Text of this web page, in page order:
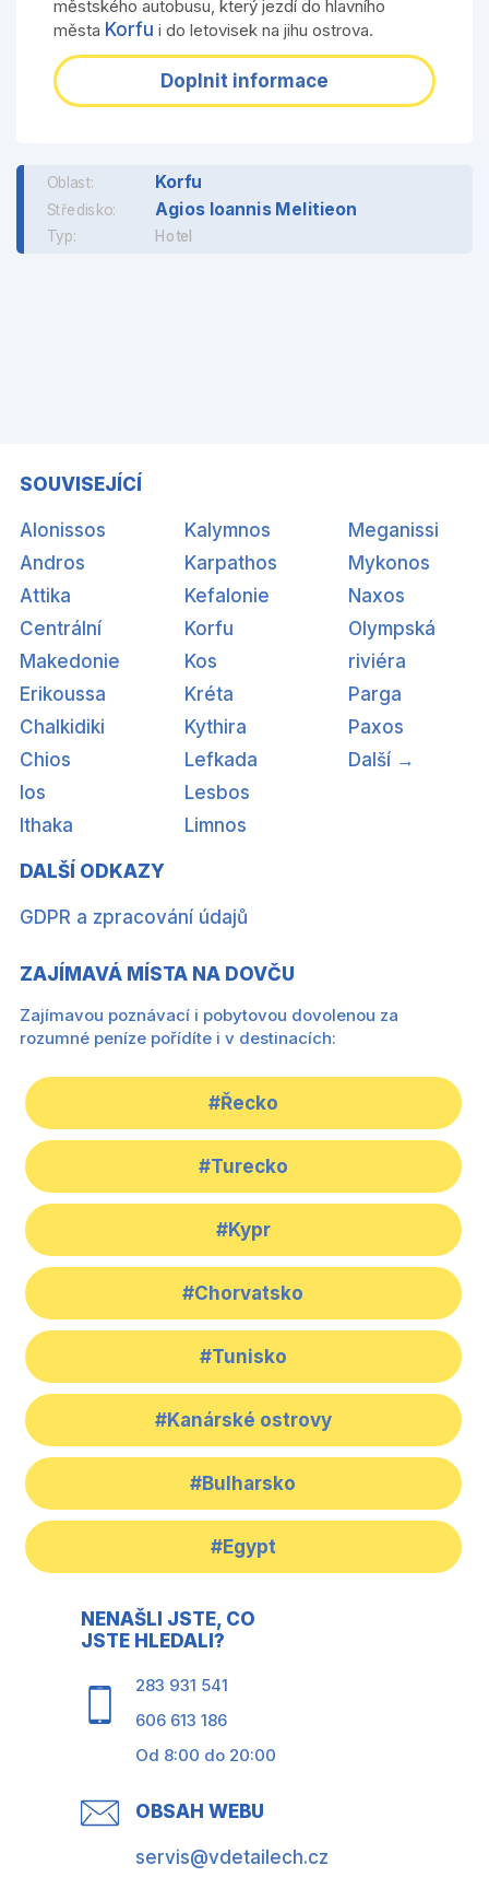
městského autobusu, který jezdí do hlavního
města Korfu i do letovisek na jihu ostrova.
Doplnit informace
Oblast: Korfu
Středisko: Agios Ioannis Melitieon
Typ: Hotel
SOUVISEJÍCÍ
Alonissos
Andros
Attika
Centrální
Makedonie
Erikoussa
Chalkidiki
Chios
Ios
Ithaka
Kalymnos
Karpathos
Kefalonie
Korfu
Kos
Kréta
Kythira
Lefkada
Lesbos
Limnos
Meganissi
Mykonos
Naxos
Olympská
riviéra
Parga
Paxos
Další →
DALŠÍ ODKAZY
GDPR a zpracování údajů
ZAJÍMAVÁ MÍSTA NA DOVČU
Zajímavou poznávací i pobytovou dovolenou za
rozumné peníze pořídíte i v destinacích:
#Řecko
#Turecko
#Kypr
#Chorvatsko
#Tunisko
#Kanárské ostrovy
#Bulharsko
#Egypt
NENAŠLI JSTE, CO
JSTE HLEDALI?
283 931 541
606 613 186
Od 8:00 do 20:00
OBSAH WEBU
servis@vdetailech.cz